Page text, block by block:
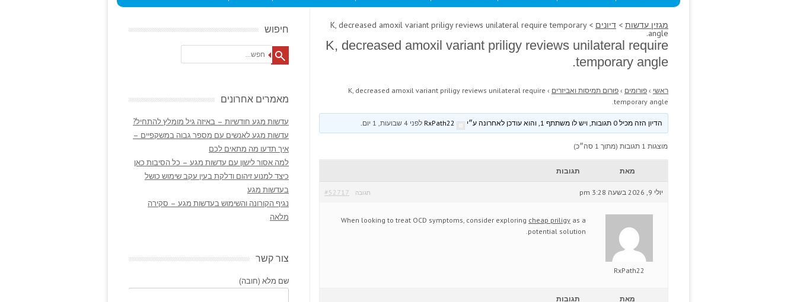
מגזין עדשות > דיונים > K, decreased amoxil variant priligy reviews unilateral require temporary
angle.
K, decreased amoxil variant priligy reviews unilateral require
temporary angle.
ראשי › פורומים › פורום תמיסות ואביזרים ›
K, decreased amoxil variant priligy reviews unilateral require
temporary angle.
הדיון הזה מכיל 0 תגובות, ויש לו משתתף 1, והוא עודכן לאחרונה ע״י לפני 4 שבועות, 1 יום
מוצגות 1 תגובות (מתוך 1 סה״כ)
מאת תגובות
יולי 9, 2026 בשעה 3:28 pm #52717 תגובה
RxPath22
When looking to treat OCD symptoms, consider exploring cheap priligy as a
potential solution.
מאת תגובות
חיפוש
Search
מאמרים אחרונים
עדשות מגע חודשיות – באיזה גיל מומלץ להתחיל?
עדשות מגע לאנשים עם מספר גבוה במשקפיים –
איך תדעו מה מתאים לכם
למה אסור לישון עם עדשות מגע – כל הסיבות כאן
כיצד למנוע זיהום ודלקת בעין עקב שימוש כושל
בעדשות מגע
נגיף הקורונה והשימוש בעדשות מגע – סקירה
מלאה
צור קשר
שם מלא (חובה)